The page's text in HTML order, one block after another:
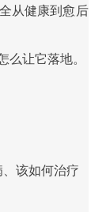
从健康到愈后
么让它落地。
该如何治疗